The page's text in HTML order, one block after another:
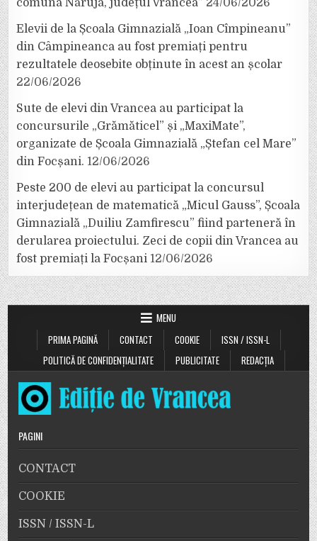
comuna Năruja, județul Vrancea” 24/06/2026
Elevii de la Școala Gimnazială „Ioan Cîmpineanu”
din Câmpineanca au fost premiați pentru
rezultatele deosebite obținute în acest an școlar
22/06/2026
Sute de elevi din Vrancea au participat la
concursurile „Grămăticel” și „MaxiMate”,
organizate de Școala Gimnazială „Ștefan cel Mare”
din Focșani. 12/06/2026
Peste 200 de elevi au participat la concursul
interjudețean de matematică „Micul Gauss”, Școala
Gimnazială „Duiliu Zamfirescu” fiind parteneră în
derularea proiectului. Zeci de copii din Vrancea au
fost premiați la Focșani 12/06/2026
MENU
PRIMA PAGINĂ
CONTACT COOKIE
ISSN / ISSN-L
POLITICĂ DE CONFIDENȚIALITATE
PUBLICITATE REDACȚIA
PAGINI
CONTACT
COOKIE
ISSN / ISSN-L